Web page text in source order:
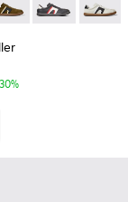
가죽 소재 스니
블랙 가죽 소재
- K100937-
Soller -
Pelotas Soller